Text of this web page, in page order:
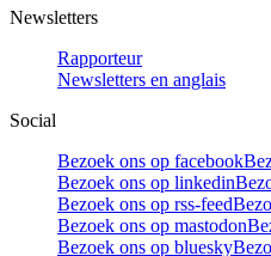
Newsletters
Rapporteur
Newsletters en anglais
Social
Bezoek ons op facebook
Bezoek ons op linkedin
Bezoek ons op rss-feed
Bezoek ons op mastodon
Bezoek ons op bluesky